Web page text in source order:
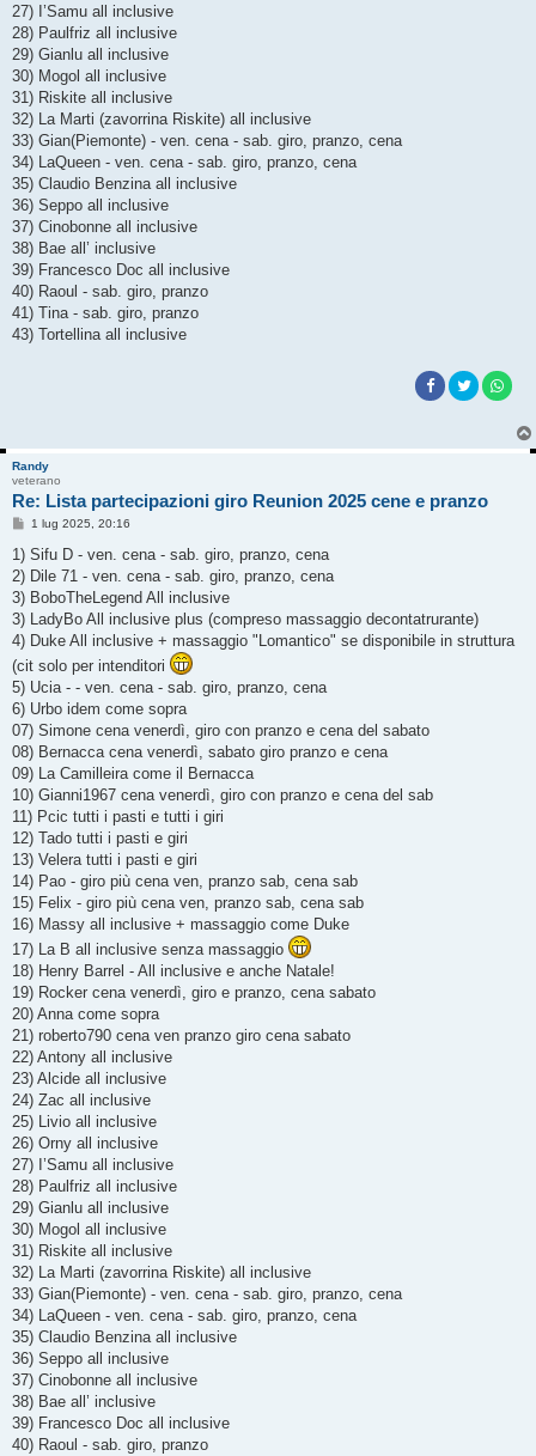
27) I’Samu all inclusive
28) Paulfriz all inclusive
29) Gianlu all inclusive
30) Mogol all inclusive
31) Riskite all inclusive
32) La Marti (zavorrina Riskite) all inclusive
33) Gian(Piemonte) - ven. cena - sab. giro, pranzo, cena
34) LaQueen - ven. cena - sab. giro, pranzo, cena
35) Claudio Benzina all inclusive
36) Seppo all inclusive
37) Cinobonne all inclusive
38) Bae all’ inclusive
39) Francesco Doc all inclusive
40) Raoul - sab. giro, pranzo
41) Tina - sab. giro, pranzo
43) Tortellina all inclusive
Randy
veterano
Re: Lista partecipazioni giro Reunion 2025 cene e pranzo
M
s
a
g
o
1 lug 2025, 20:16
1) Sifu D - ven. cena - sab. giro, pranzo, cena
2) Dile 71 - ven. cena - sab. giro, pranzo, cena
3) BoboTheLegend All inclusive
3) LadyBo All inclusive plus (compreso massaggio decontatrurante)
4) Duke All inclusive + massaggio "Lomantico" se disponibile in struttura
(cit solo per intenditori
5) Ucia - - ven. cena - sab. giro, pranzo, cena
6) Urbo idem come sopra
07) Simone cena venerdì, giro con pranzo e cena del sabato
08) Bernacca cena venerdì, sabato giro pranzo e cena
09) La Camilleira come il Bernacca
10) Gianni1967 cena venerdì, giro con pranzo e cena del sab
11) Pcic tutti i pasti e tutti i giri
12) Tado tutti i pasti e giri
13) Velera tutti i pasti e giri
14) Pao - giro più cena ven, pranzo sab, cena sab
15) Felix - giro più cena ven, pranzo sab, cena sab
16) Massy all inclusive + massaggio come Duke
17) La B all inclusive senza massaggio
18) Henry Barrel - All inclusive e anche Natale!
19) Rocker cena venerdì, giro e pranzo, cena sabato
20) Anna come sopra
21) roberto790 cena ven pranzo giro cena sabato
22) Antony all inclusive
23) Alcide all inclusive
24) Zac all inclusive
25) Livio all inclusive
26) Orny all inclusive
27) I’Samu all inclusive
28) Paulfriz all inclusive
29) Gianlu all inclusive
30) Mogol all inclusive
31) Riskite all inclusive
32) La Marti (zavorrina Riskite) all inclusive
33) Gian(Piemonte) - ven. cena - sab. giro, pranzo, cena
34) LaQueen - ven. cena - sab. giro, pranzo, cena
35) Claudio Benzina all inclusive
36) Seppo all inclusive
37) Cinobonne all inclusive
38) Bae all’ inclusive
39) Francesco Doc all inclusive
40) Raoul - sab. giro, pranzo